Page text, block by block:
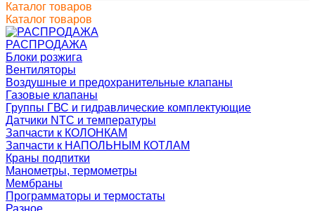
Каталог товаров
Каталог товаров
РАСПРОДАЖА
Блоки розжига
Вентиляторы
Воздушные и предохранительные клапаны
Газовые клапаны
Группы ГВС и гидравлические комплектующие
Датчики NTC и температуры
Запчасти к КОЛОНКАМ
Запчасти к НАПОЛЬНЫМ КОТЛАМ
Краны подпитки
Манометры, термометры
Мембраны
Программаторы и термостаты
Разное